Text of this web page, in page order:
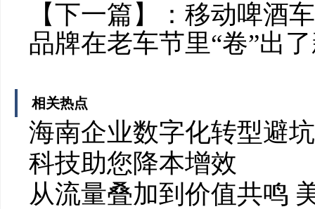
【下一篇】： 移动啤酒
品牌在老车节里“卷”出
相关热点
海南企业数字化转型避
科技助您降本增效
从流量叠加到价值共鸣